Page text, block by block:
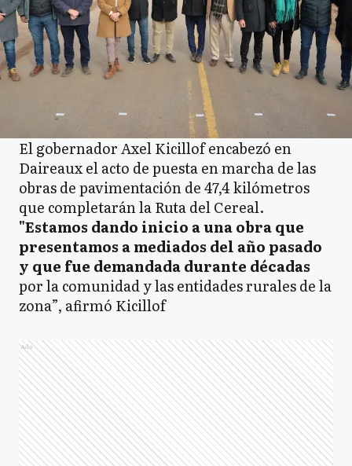
El gobernador Axel Kicillof encabezó en
Daireaux el acto de puesta en marcha de las
obras de pavimentación de 47,4 kilómetros
que completarán la Ruta del Cereal.
"Estamos dando inicio a una obra que
presentamos a mediados del año pasado
y que fue demandada durante décadas
por la comunidad y las entidades rurales de la
zona”, afirmó Kicillof
Ads